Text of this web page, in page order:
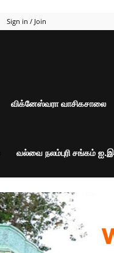
Sign in / Join
விக்னேஸ்வரா வாசிகசாலை
வல்வை நலம்புரி சங்கம் ஐ.இ